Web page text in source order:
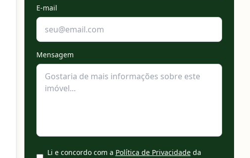
E-mail
Mensagem
Li e concordo com a Política de Privacidadeda